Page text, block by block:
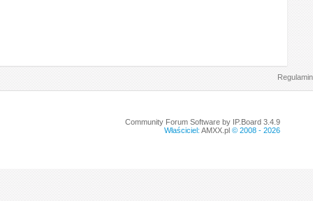
Regulamin
Community Forum Software by IP.Board 3.4.9
Właściciel: AMXX.pl© 2008 - 2026